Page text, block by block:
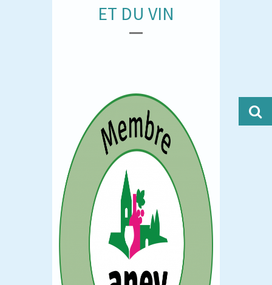
ET DU VIN